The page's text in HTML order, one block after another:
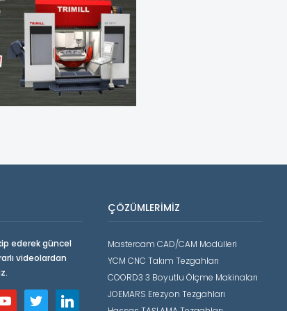
ederek güncel
videolardan
twitter linkedin
ÇÖZÜMLERIMIZ
Mastercam CAD/CAM Modülleri
YCM CNC Takım Tezgahları
COORD3 3 Boyutlu Ölçme Makinaları
JOEMARS Erezyon Tezgahları